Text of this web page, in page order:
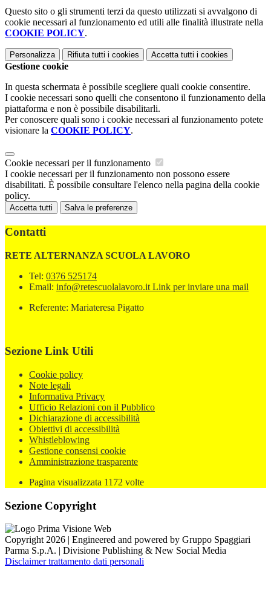
Questo sito o gli strumenti terzi da questo utilizzati si avvalgono di
cookie necessari al funzionamento ed utili alle finalità illustrate nella
COOKIE POLICY.
Personalizza Rifiuta tutti i cookies Accetta tutti i cookies
Gestione cookie
In questa schermata è possibile scegliere quali cookie consentire.
I cookie necessari sono quelli che consentono il funzionamento della
piattaforma e non è possibile disabilitarli.
Per conoscere quali sono i cookie necessari al funzionamento potete
visionare la COOKIE POLICY.
Cookie necessari per il funzionamento
I cookie necessari per il funzionamento non possono essere
disabilitati. È possibile consultare l'elenco nella pagina della cookie
policy.
Accetta tutti Salva le preferenze
Contatti
RETE ALTERNANZA SCUOLA LAVORO
Tel: 0376 525174
Email: info@retescuolalavoro.it Link per inviare una mail
Referente: Mariateresa Pigatto
Sezione Link Utili
Cookie policy
Note legali
Informativa Privacy
Ufficio Relazioni con il Pubblico
Dichiarazione di accessibilità
Obiettivi di accessibilità
Whistleblowing
Gestione consensi cookie
Amministrazione trasparente
Pagina visualizzata 1172 volte
Sezione Copyright
Copyright 2026 | Engineered and powered by Gruppo Spaggiari
Parma S.p.A. | Divisione Publishing & New Social Media
Disclaimer trattamento dati personali